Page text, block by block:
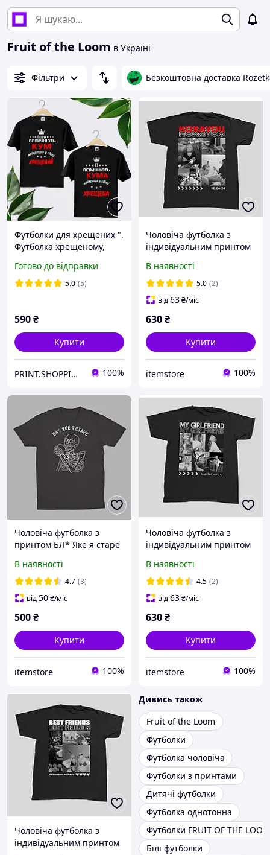
Fruit of the Loom в Україні
Фільтри Безкоштовна доставка
Футболки для хрещених ".
Футболка хрещеному,
кумів.Футболка для куми
Готово до відправки
5.0 (5)
590₴
Купити
PRINT.SHOPPING.UA 100%
Чоловіча футболка з
індивідуальним принтом
В наявності
5.0 (2)
від63₴/міс
630₴
Купити
itemstore 100%
Чоловіча футболка з
принтом БЛ* Яке я старе
В наявності
4.7 (3)
від50₴/міс
500₴
Купити
itemstore 100%
Чоловіча футболка з
індивідуальним принтом
GIRLFRIEND
В наявності
4.5 (2)
від63₴/міс
630₴
Купити
itemstore 100%
Чоловіча футболка з
індивідуальним принтом
Дивись також
Fruit of the Loom
Футболки
Футболка чоловіча
Футболки з принтами
Дитячі футболки
Футболка однотонна
Футболки FRUIT OF THE LOOM
Білі футболки